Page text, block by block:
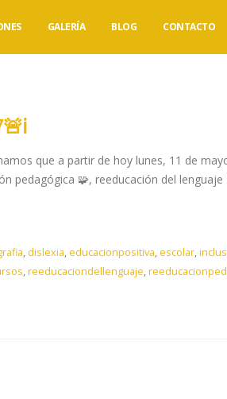
GALERÍA BLOG CONTACTO
que a partir de hoy lunes, 11 de
pedagógica 🧩, reeducación del
, dislexia,educacionpositiva,escolar,
,reeducaciondellenguaje,